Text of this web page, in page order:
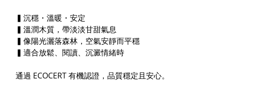
▍沉穩・溫暖・安定
▍溫潤木質，帶淡淡甘甜氣息
▍像陽光灑落森林，空氣安靜而平穩
▍適合放鬆、閱讀、沉澱情緒時
通過 ECOCERT 有機認證，品質穩定且安心。